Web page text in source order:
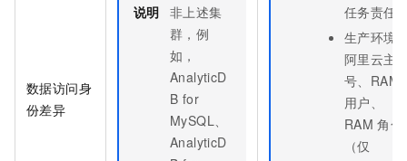
数据访问身
份差异
说明 非上述集
群，例
如，
AnalyticD
B for
MySQL、
AnalyticD
任务责任
生产环境
阿里云主
号、RAM
用户、
RAM 角色
（仅